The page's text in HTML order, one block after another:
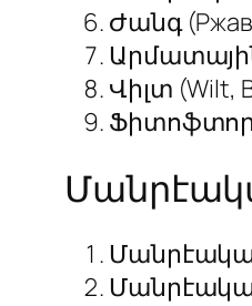
Ժանգ
Վիլտ (Wilt,
Մանրէական